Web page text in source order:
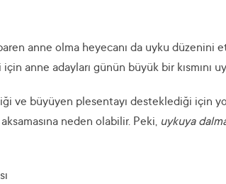
anne olma heyecanı da uyku düzenini
anne adayları günün büyük bir kısmını
ve büyüyen plesentayı desteklediği için
neden olabilir. Peki, uykuya